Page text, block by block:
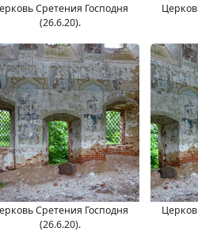
Сретения Господня
(26.6.20).
Сретения Господня
(26.6.20).